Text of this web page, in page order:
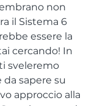
non
il Sistema 6
essere la
cercando! In
sveleremo
sapere su
approccio alla